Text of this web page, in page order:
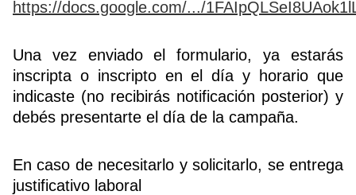
https://docs.google.com/.../
Una vez enviado el formulario, ya estarás
inscripta o inscripto en el día y horario que
indicaste (no recibirás notificación posterior) y
debés presentarte el día de la campaña.
En caso de necesitarlo y solicitarlo, se entrega
justificativo laboral